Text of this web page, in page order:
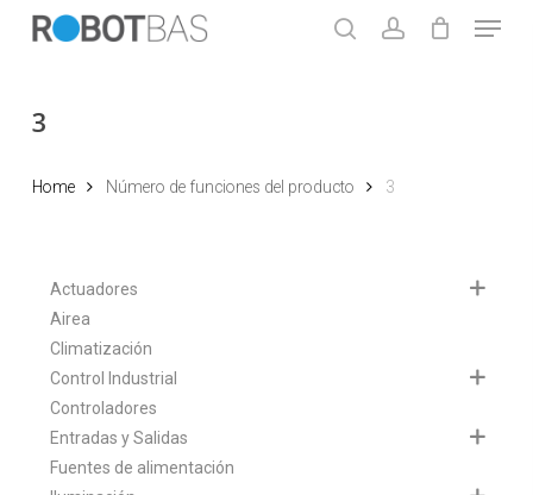
Skip
Menu
3
Home Número de funciones del producto 3
Actuadores
Airea
Climatización
Control Industrial
Controladores
Entradas y Salidas
Fuentes de alimentación